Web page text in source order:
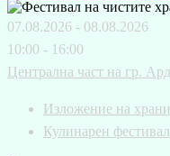
07.08.2026 - 08.08.2026
10:00 - 16:00
Централна част на гр.
Изложение на храни
Кулинарен фестивал